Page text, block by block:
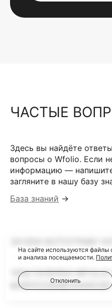
ЧАСТЫЕ
Здесь вы найдёте
вопросы о Wfolio. Если
информацию —
загляните в нашу базу
База знаний →
ЧЕМ ГАЛЕРЕИ
На сайте используются файлы
и анализа посещаемости.
Отклонить